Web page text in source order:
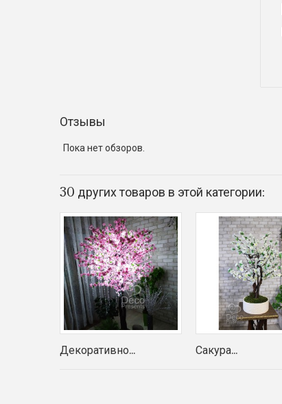
Отзывы
Пока нет обзоров.
30 других товаров в этой категории:
Декоративно... Сакура...